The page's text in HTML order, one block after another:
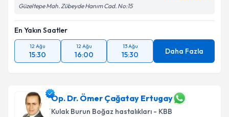
Güzeltepe Mah. Zübeyde Hanım Cad. No:15
En Yakın Saatler
12 Ağu
15:30
12 Ağu
16:00
13 Ağu
15:30 Daha Fazla
Op. Dr. Ömer Çağatay Ertugay
Kulak Burun Boğaz hastalıkları - KBB